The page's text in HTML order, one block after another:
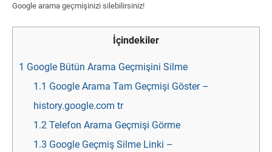
Google arama geçmişinizi silebilirsiniz!
İçindekiler
1 Google Bütün Arama Geçmişini Silme
1.1 Google Arama Tam Geçmişi Göster –
history.google.com tr
1.2 Telefon Arama Geçmişi Görme
1.3 Google Geçmiş Silme Linki –